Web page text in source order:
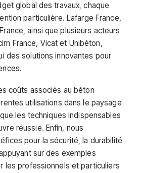
global des travaux, chaque
particulière. Lafarge France,
ainsi que plusieurs acteurs
France, Vicat et Unibéton,
des solutions innovantes pour
coûts associés au béton
utilisations dans le paysage
les techniques indispensables
réussie. Enfin, nous
pour la sécurité, la durabilité
sur des exemples
les professionnels et particuliers